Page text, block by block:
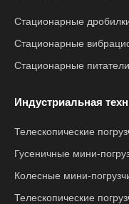
Стационарные
Стационарные
Стационарные питатели
Индустриальная
Телескопические
Гусеничные мини-
Колесные мини-
Телескопические